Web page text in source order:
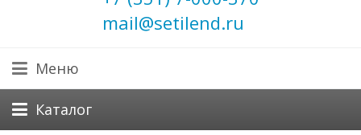
mail@setilend.ru
Меню
Каталог